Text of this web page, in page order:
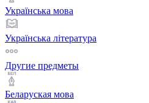
Українська мова
Українська література
Другие предметы
Беларуская мова